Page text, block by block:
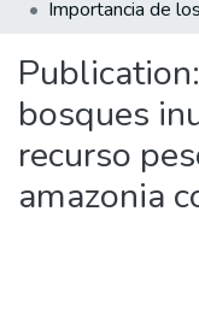
Statistics
Publication:
bosques
recurso
amazonia